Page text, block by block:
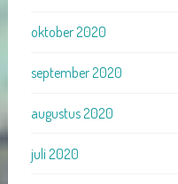
oktober 2020
september 2020
augustus 2020
juli 2020